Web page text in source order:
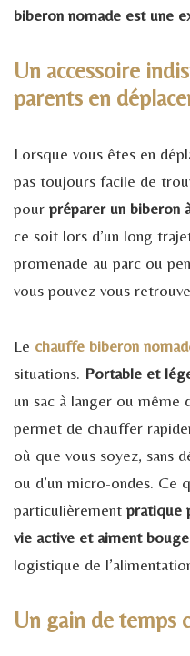
biberon nomade est une
Un accessoire
parents en
Lorsque vous êtes en
pas toujours facile de
pour préparer un biberon
ce soit lors d’un long
promenade au parc ou
vous pouvez vous
Le chauffe biberon
situations. Portable et
un sac à langer ou même
permet de chauffer
où que vous soyez, sans
ou d’un micro-ondes. Ce
particulièrement pratique
vie active et aiment
logistique de
Un gain de temps